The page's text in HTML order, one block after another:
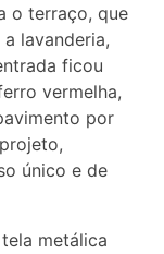
o terraço, que
lavanderia,
ficou
vermelha,
por
único e de
metálica